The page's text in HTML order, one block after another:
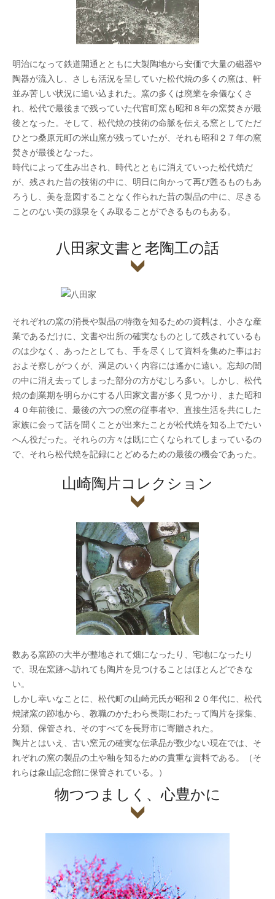
明治になって鉄道開通とともに大製陶地から安価で大量の磁器や
陶器が流入し、さしも活況を呈していた松代焼の多くの窯は、軒
並み苦しい状況に追い込まれた。窯の多くは廃業を余儀なくさ
れ、松代で最後まで残っていた代官町窯も昭和８年の窯焚きが最
後となった。そして、松代焼の技術の命脈を伝える窯としてただ
ひとつ桑原元町の米山窯が残っていたが、それも昭和２７年の窯
焚きが最後となった。
時代によって生み出され、時代とともに消えていった松代焼だ
が、残された昔の技術の中に、明日に向かって再び甦るものもあ
ろうし、美を意図することなく作られた昔の製品の中に、尽きる
ことのない美の源泉をくみ取ることができるものもある。
八田家文書と老陶工の話
それぞれの窯の消長や製品の特徴を知るための資料は、小さな産
業であるだけに、文書や出所の確実なものとして残されているも
のは少なく、あったとしても、手を尽くして資料を集めた事はお
およそ察しがつくが、満足のいく内容には遙かに遠い。忘却の闇
の中に消え去ってしまった部分の方がむしろ多い。しかし、松代
焼の創業期を明らかにする八田家文書が多く見つかり、また昭和
４０年前後に、最後の六つの窯の従事者や、直接生活を共にした
家族に会って話を聞くことが出来たことが松代焼を知る上でたい
へん役だった。それらの方々は既に亡くなられてしまっているの
で、それら松代焼を記録にとどめるための最後の機会であった。
山崎陶片コレクション
数ある窯跡の大半が整地されて畑になったり、宅地になったり
で、現在窯跡へ訪れても陶片を見つけることはほとんどできな
い。
しかし幸いなことに、松代町の山崎元氏が昭和２０年代に、松代
焼諸窯の跡地から、教職のかたわら長期にわたって陶片を採集、
分類、保管され、そのすべてを長野市に寄贈された。
陶片とはいえ、古い窯元の確実な伝承品が数少ない現在では、そ
れぞれの窯の製品の土や釉を知るための貴重な資料である。（そ
れらは象山記念館に保管されている。）
物つつましく、心豊かに